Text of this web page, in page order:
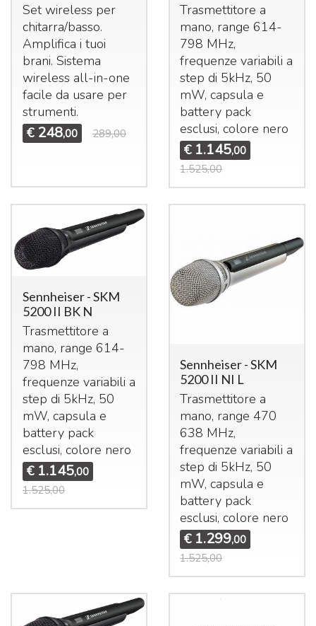
Set wireless per
chitarra/basso.
Amplifica i tuoi
brani. Sistema
wireless all-in-one
facile da usare per
strumenti.
€ 248,00 289,00
Trasmettitore a
mano, range 614-
798 MHz,
frequenze variabili a
step di 5kHz, 50
mW, capsula e
battery pack
esclusi, colore nero
€ 1.145,00
1.525,00
Sennheiser - SKM
5200 II BK N
Trasmettitore a
mano, range 614-
798 MHz,
frequenze variabili a
step di 5kHz, 50
mW, capsula e
battery pack
esclusi, colore nero
€ 1.145,00
1.525,00
Sennheiser - SKM
5200 II NI L
Trasmettitore a
mano, range 470
638 MHz,
frequenze variabili a
step di 5kHz, 50
mW, capsula e
battery pack
esclusi, colore nero
€ 1.299,00
1.525,00